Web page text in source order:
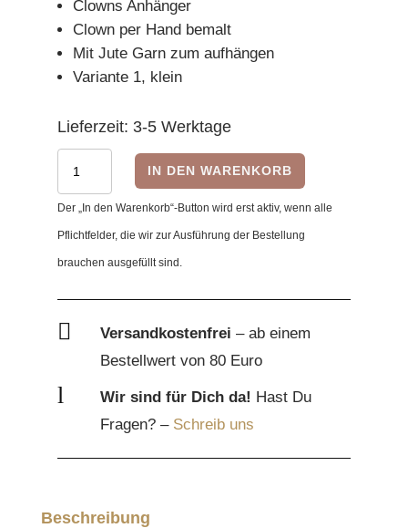
Clowns Anhänger
Clown per Hand bemalt
Mit Jute Garn zum aufhängen
Variante 1, klein
Lieferzeit: 3-5 Werktage
Variante
1
-
klein,
bunt
Menge
IN DEN WARENKORB
Der „In den Warenkorb“-Button wird erst aktiv, wenn alle
Pflichtfelder, die wir zur Ausführung der Bestellung
brauchen ausgefüllt sind.
 Versandkostenfrei – ab einem
Bestellwert von 80 Euro
l Wir sind für Dich da! Hast Du
Fragen? – Schreib uns
Beschreibung